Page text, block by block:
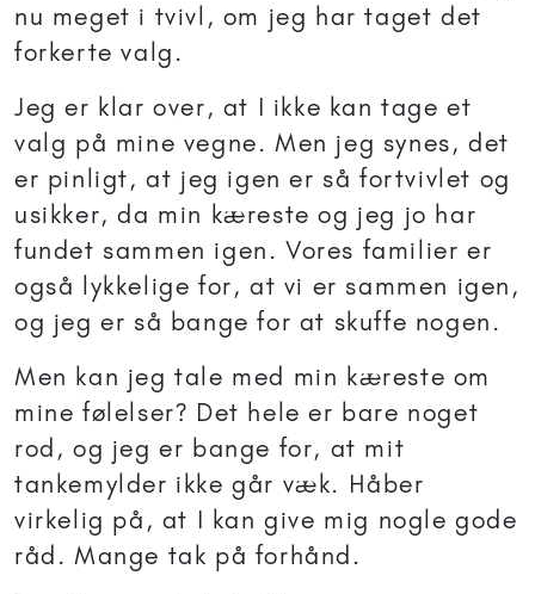
nu meget i tvivl, om jeg har taget det
forkerte valg.
Jeg er klar over, at I ikke kan tage et
valg på mine vegne. Men jeg synes, det
er pinligt, at jeg igen er så fortvivlet og
usikker, da min kæreste og jeg jo har
fundet sammen igen. Vores familier er
også lykkelige for, at vi er sammen igen,
og jeg er så bange for at skuffe nogen.
Men kan jeg tale med min kæreste om
mine følelser? Det hele er bare noget
rod, og jeg er bange for, at mit
tankemylder ikke går væk. Håber
virkelig på, at I kan give mig nogle gode
råd. Mange tak på forhånd.